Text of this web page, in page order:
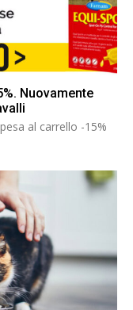
Nuovamente
al carrello -15%